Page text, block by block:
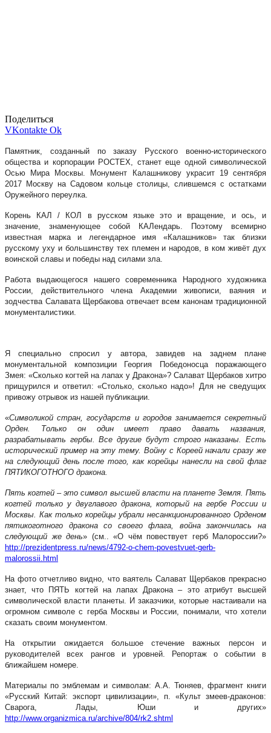
Поделиться
VKontakte Ok
Памятник, созданный по заказу Русского военно-исторического
общества и корпорации РОСТЕХ, станет еще одной символической
Осью Мира Москвы. Монумент Калашникову украсит 19 сентября
2017 Москву на Садовом кольце столицы, слившемся с остатками
Оружейного переулка.
Корень КАЛ / КОЛ в русском языке это и вращение, и ось, и
значение, знаменующее собой КАЛендарь. Поэтому всемирно
известная марка и легендарное имя «Калашников» так близки
русскому уху и большинству тех племен и народов, в ком живёт дух
воинской славы и победы над силами зла.
Работа выдающегося нашего современника Народного художника
России, действительного члена Академии живописи, ваяния и
зодчества Салавата Щербакова отвечает всем канонам традиционной
монументалистики.
Я специально спросил у автора, завидев на заднем плане
монументальной композиции Георгия Победоносца поражающего
Змея: «Сколько когтей на лапах у Дракона»? Салават Щербаков хитро
прищурился и ответил: «Столько, сколько надо»! Для не сведущих
привожу отрывок из нашей публикации.
«Символикой стран, государств и городов занимается секретный
Орден. Только он один имеет право давать названия,
разрабатывать гербы. Все другие будут строго наказаны. Есть
исторический пример на эту тему. Войну с Кореей начали сразу же
на следующий день после того, как корейцы нанесли на свой флаг
ПЯТИКОГОТНОГО дракона.
Пять когтей – это символ высшей власти на планете Земля. Пять
когтей только у двуглавого дракона, который на гербе России и
Москвы. Как только корейцы убрали несанкционированного Орденом
пятикоготного дракона со своего флага, война закончилась на
следующий же день» (см.. «О чём повествует герб Малороссии?»
http://prezidentpress.ru/news/4792-o-chem-povestvuet-gerb-
malorossii.html
На фото отчетливо видно, что ваятель Салават Щербаков прекрасно
знает, что ПЯТЬ когтей на лапах Дракона – это атрибут высшей
символической власти планеты. И заказчики, которые настаивали на
огромном символе с герба Москвы и России, понимали, что хотели
сказать своим монументом.
На открытии ожидается большое стечение важных персон и
руководителей всех рангов и уровней. Репортаж о событии в
ближайшем номере.
Материалы по эмблемам и символам: А.А. Тюняев, фрагмент книги
«Русский Китай: экспорт цивилизации», п. «Культ змеев-драконов:
Сварога, Лады, Юши и других»
http://www.organizmica.ru/archive/804/rk2.shtml